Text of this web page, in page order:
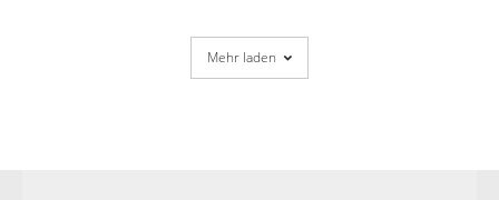
Mehr laden